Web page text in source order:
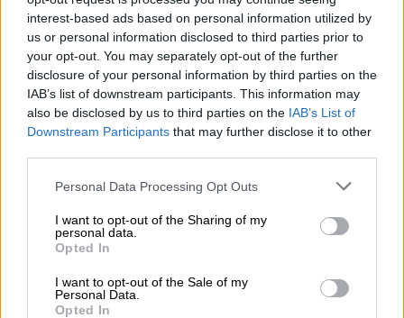
interest-based ads based on personal information utilized by
us or personal information disclosed to third parties prior to
your opt-out. You may separately opt-out of the further
disclosure of your personal information by third parties on the
IAB’s list of downstream participants. This information may
also be disclosed by us to third parties on the IAB’s List of
Downstream Participants that may further disclose it to other
Personal Data Processing Opt Outs
I want to opt-out of the Sharing of my
personal data.
Opted In
I want to opt-out of the Sale of my
Personal Data.
Opted In
Japón’, una programación que acerca a las
familias algunas de las películas más destacadas
de la animación japonesa contemporánea.
Si en casa disfrutáis de las historias que mezclan
emoción, misterio y personajes inolvidables, esta
Dirección: Hiromasa Yonebayashi
Título original: Omoide no Mânî
COMPARTIR: